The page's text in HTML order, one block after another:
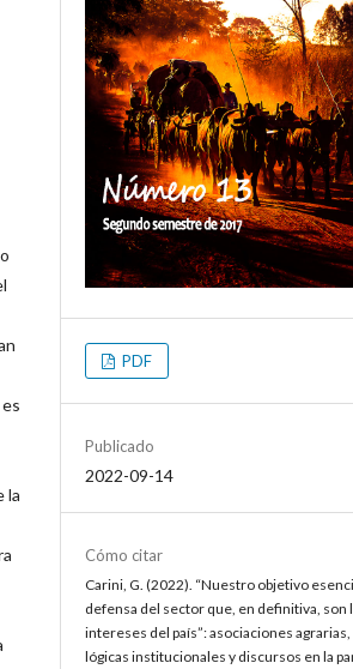
la
PDF
Publicado
2022-09-14
Cómo citar
Carini, G. (2022). “Nuestro objetivo
defensa del sector que, en definitiva, son
intereses del país”: asociaciones agrarias,
lógicas institucionales y discursos en la